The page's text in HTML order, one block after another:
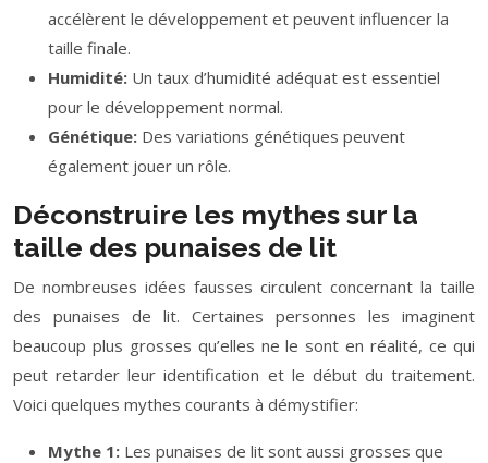
accélèrent le développement et peuvent influencer la
taille finale.
Humidité: Un taux d’humidité adéquat est essentiel
pour le développement normal.
Génétique: Des variations génétiques peuvent
également jouer un rôle.
Déconstruire les mythes sur la
taille des punaises de lit
De nombreuses idées fausses circulent concernant la taille
des punaises de lit. Certaines personnes les imaginent
beaucoup plus grosses qu’elles ne le sont en réalité, ce qui
peut retarder leur identification et le début du traitement.
Voici quelques mythes courants à démystifier:
Mythe 1: Les punaises de lit sont aussi grosses que